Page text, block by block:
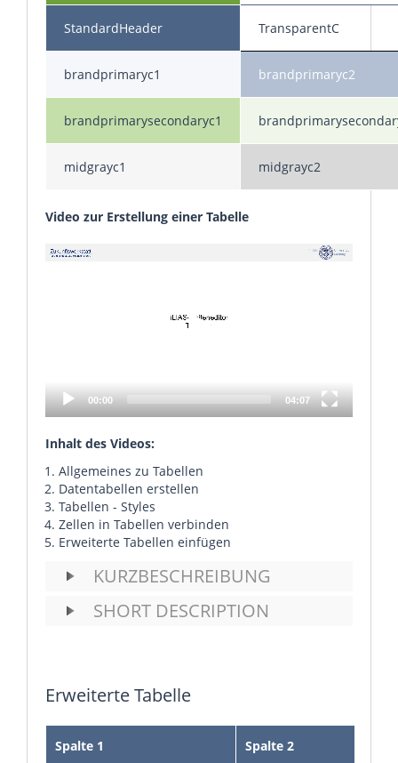
StandardHeader TransparentC
brandprimaryc1 brandprimaryc2
brandprimarysecondaryc1
midgrayc1 midgrayc2
Video zur Erstellung einer Tabelle
Video
00:00 04:07
Inhalt des Videos:
Allgemeines zu Tabellen
Datentabellen erstellen
Tabellen - Styles
Zellen in Tabellen verbinden
Erweiterte Tabellen einfügen
KURZBESCHREIBUNG
SHORT DESCRIPTION
Erweiterte Tabelle
Spalte 1
Spalte 2